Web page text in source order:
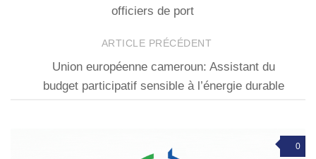
officiers de port
ARTICLE PRÉCÉDENT
Union européenne cameroun: Assistant du
budget participatif sensible à l’énergie durable
0